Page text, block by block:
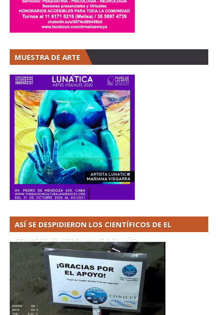
MUESTRA DE ARTE
ASÍ SE DESPIDIERON LOS CIENTÍFICOS DE EL
CONICET. EL STREAMING DEL AÑO